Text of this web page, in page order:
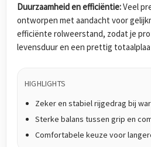
Duurzaamheid en efficiëntie:Veel
ontworpen met aandacht voor
efficiënte rolweerstand, zodat je
levensduur en een prettig
HIGHLIGHTS
Zeker en stabiel rijgedrag bij
Sterke balans tussen grip en
Comfortabele keuze voor